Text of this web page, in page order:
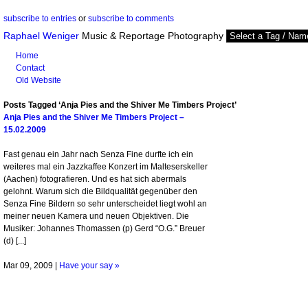
subscribe to entries or subscribe to comments
Raphael Weniger Music & Reportage Photography
Home
Contact
Old Website
Posts Tagged ‘Anja Pies and the Shiver Me Timbers Project’
Anja Pies and the Shiver Me Timbers Project –
15.02.2009
Fast genau ein Jahr nach Senza Fine durfte ich ein
weiteres mal ein Jazzkaffee Konzert im Malteserskeller
(Aachen) fotografieren. Und es hat sich abermals
gelohnt. Warum sich die Bildqualität gegenüber den
Senza Fine Bildern so sehr unterscheidet liegt wohl an
meiner neuen Kamera und neuen Objektiven. Die
Musiker: Johannes Thomassen (p) Gerd “O.G.” Breuer
(d) [...]
Mar 09, 2009 | Have your say »